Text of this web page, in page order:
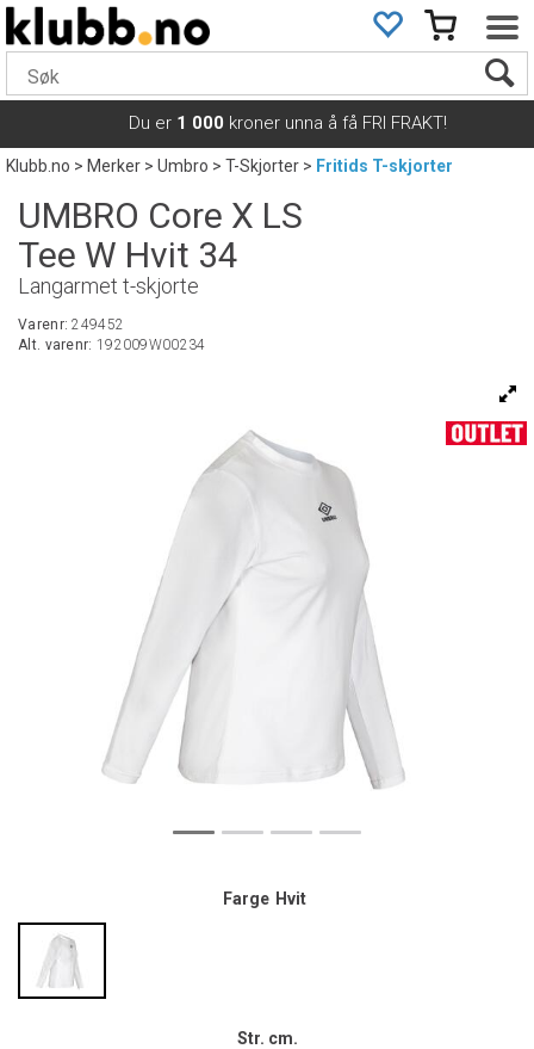
Du er 1 000 kroner unna å få FRI FRAKT!
Klubb.no>Merker>Umbro>T-Skjorter> Fritids T-skjorter
UMBRO Core X LS
Tee W Hvit 34
Langarmet t-skjorte
Varenr:249452
Alt. varenr: 192009W00234
Farge Hvit
Str. cm.